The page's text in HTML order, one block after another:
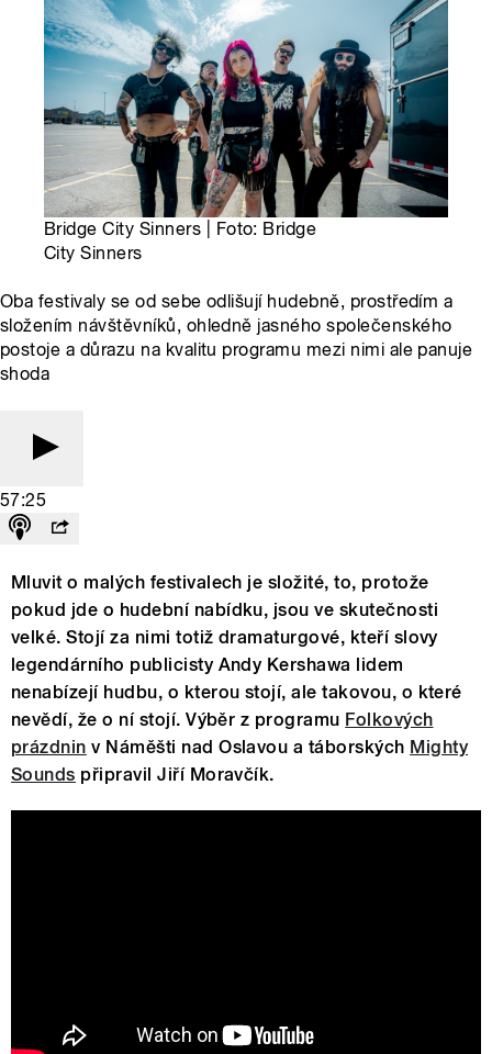
Bridge City Sinners | Foto: Bridge
City Sinners
Oba festivaly se od sebe odlišují hudebně, prostředím a
složením návštěvníků, ohledně jasného společenského
postoje a důrazu na kvalitu programu mezi nimi ale panuje
shoda
57:25
Mluvit o malých festivalech je složité, to, protože
pokud jde o hudební nabídku, jsou ve skutečnosti
velké. Stojí za nimi totiž dramaturgové, kteří slovy
legendárního publicisty Andy Kershawa lidem
nenabízejí hudbu, o kterou stojí, ale takovou, o které
nevědí, že o ní stojí. Výběr z programu Folkových
prázdnin v Náměšti nad Oslavou a táborských Mighty
Sounds připravil Jiří Moravčík.